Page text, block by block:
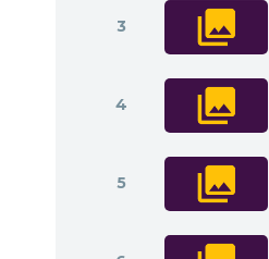
3
4
5